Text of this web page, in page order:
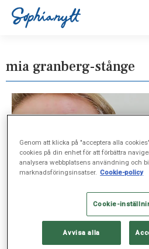
mia granberg-stånge
Genom att klicka på "acceptera alla
cookies på din enhet för att förbättra
analysera webbplatsens användning och
marknadsföringsinsatser. Cookie-policy
Cookie-
Avvisa alla